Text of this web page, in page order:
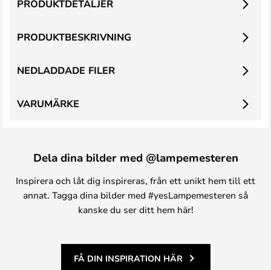
PRODUKTBESKRIVNING
PRODUKTDETALJER
NEDLADDADE FILER
VARUMÄRKE
Dela dina bilder med @lampemesteren
Inspirera och låt dig inspireras, från ett unikt hem till ett
annat. Tagga dina bilder med #yesLampemesteren så
kanske du ser ditt hem här!
FÅ DIN INSPIRATION HÄR